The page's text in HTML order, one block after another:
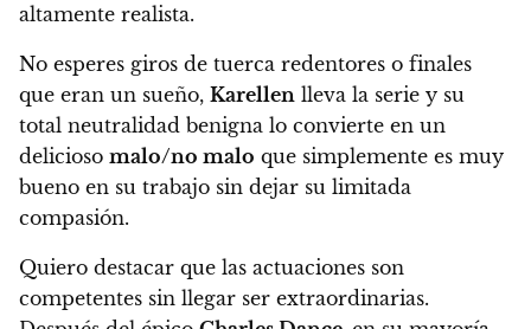
altamente realista.
No esperes giros de tuerca redentores o finales
que eran un sueño, Karellen lleva la serie y su
total neutralidad benigna lo convierte en un
delicioso malo/no malo que simplemente es muy
bueno en su trabajo sin dejar su limitada
compasión.
Quiero destacar que las actuaciones son
competentes sin llegar ser extraordinarias.